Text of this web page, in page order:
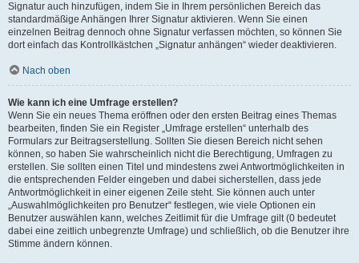
Signatur auch hinzufügen, indem Sie in Ihrem persönlichen Bereich das
standardmäßige Anhängen Ihrer Signatur aktivieren. Wenn Sie einen
einzelnen Beitrag dennoch ohne Signatur verfassen möchten, so können Sie
dort einfach das Kontrollkästchen „Signatur anhängen“ wieder deaktivieren.
Nach oben
Wie kann ich eine Umfrage erstellen?
Wenn Sie ein neues Thema eröffnen oder den ersten Beitrag eines Themas
bearbeiten, finden Sie ein Register „Umfrage erstellen“ unterhalb des
Formulars zur Beitragserstellung. Sollten Sie diesen Bereich nicht sehen
können, so haben Sie wahrscheinlich nicht die Berechtigung, Umfragen zu
erstellen. Sie sollten einen Titel und mindestens zwei Antwortmöglichkeiten in
die entsprechenden Felder eingeben und dabei sicherstellen, dass jede
Antwortmöglichkeit in einer eigenen Zeile steht. Sie können auch unter
„Auswahlmöglichkeiten pro Benutzer“ festlegen, wie viele Optionen ein
Benutzer auswählen kann, welches Zeitlimit für die Umfrage gilt (0 bedeutet
dabei eine zeitlich unbegrenzte Umfrage) und schließlich, ob die Benutzer ihre
Stimme ändern können.